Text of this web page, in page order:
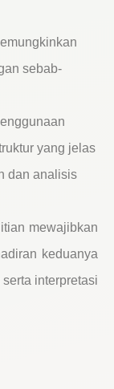
sebab-
yang jelas
dan analisis
mewajibkan
keduanya
interpretasi